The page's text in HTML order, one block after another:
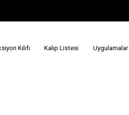
Kılıfı Kalıp Listesi Uygulamalar